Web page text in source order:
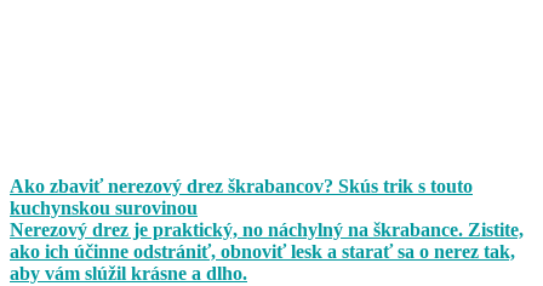
Ako zbaviť nerezový drez škrabancov? Skús trik s touto
kuchynskou surovinou
Nerezový drez je praktický, no náchylný na škrabance. Zistite,
ako ich účinne odstrániť, obnoviť lesk a starať sa o nerez tak,
aby vám slúžil krásne a dlho.